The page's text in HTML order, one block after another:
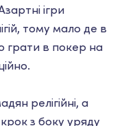
ігри
тому мало де в
грати в покер на
релігійні, а
з боку уряду